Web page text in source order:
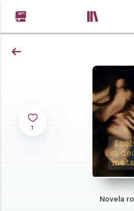
1
Novela